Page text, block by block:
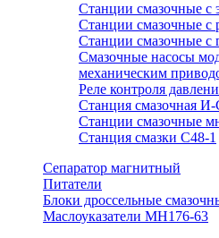
Станции смазочные с
Станции смазочные
Станции смазочные с
Смазочные насосы
механическим
Реле контроля
Станция смазочная
Станции смазочные
Станция смазки С48-1
Сепаратор магнитный
Питатели
Блоки дроссельные
Маслоуказатели МН176-63